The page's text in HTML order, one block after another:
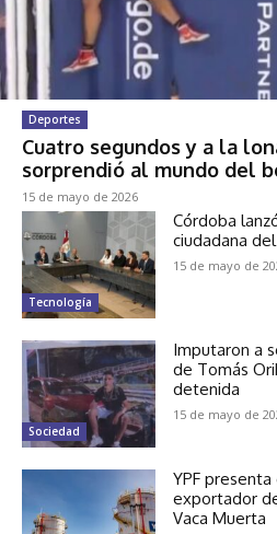
Deportes
Cuatro segundos y a la
sorprendió al mundo del
15 de mayo de 2026
Tecnología
Córdoba
ciudadana
15 de mayo de
Sociedad
Imputaron a
de Tomás
detenida
15 de mayo de
YPF
exportador
Vaca Muerta